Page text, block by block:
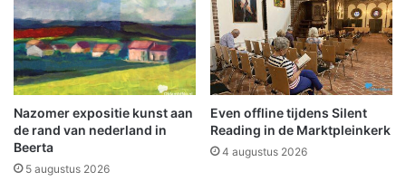
n
v
a
n
é
n
v
o
o
e
v
e
n
e
m
e
n
t
Nazomer expositie kunst aan
de rand van nederland in
Beerta
5 augustus 2026
Even offline tijdens Silent
Reading in de Marktpleinkerk
4 augustus 2026